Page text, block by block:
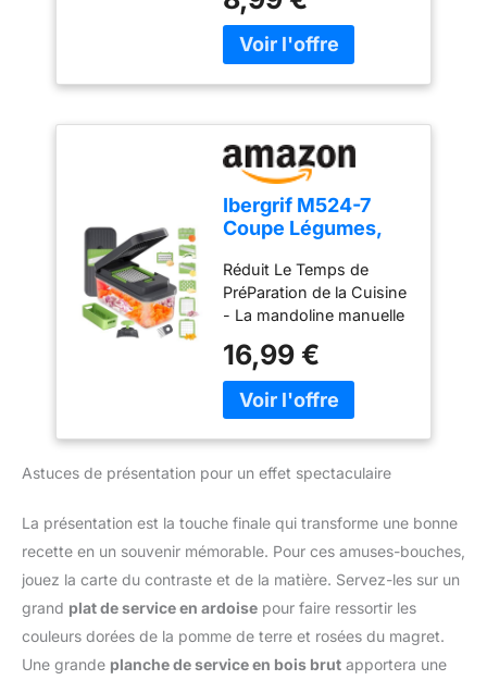
permet d’obtenir des
tranches fines, nettes et
régulières avec un
cuisinier expérimenté,
elle est simple et intuitive
à prendre en main
Épaisseur réglable 1–4
mm – Cette mandoline
multifonctions dispose
d’épaisseur pour
répondre à différents
besoins. Choisissez des
tranches fines (1 mm),
moyennes (2 mm) ou
épaisses (4 mm) selon
les ingrédients et les
recettes. Afin de
s’adapter à différents
ingrédients et types de
préparation plus efficace
et flexible Préparation
rapide et efficace –
Tranchez directement
sur une planche à
découper ou une
assiette, ou placez la
Ibergrif M524-7
Coupe Légumes,
Multifonction
Réduit Le Temps de
PréParation de la Cuisine
- La mandoline manuelle
de 1300 ml, les
accessoires
comprennent 1 récipient
fraîcheur (adapté aux
verrouillage inclus), 1
porte-couteau, 1 poignée
d'égouttage (avec fente
pour les lames), 1
couvercle presseur, 7
lames tranchantes en
16,99 €
Astuces de présentation pour un effet spectaculaire
La présentation est la touche finale qui transforme une bonne
recette en un souvenir mémorable. Pour ces amuses-bouches,
jouez la carte du contraste et de la matière. Servez-les sur un
grand plat de service en ardoise pour faire ressortir les
couleurs dorées de la pomme de terre et rosées du magret.
Une grande planche de service en bois brut apportera une